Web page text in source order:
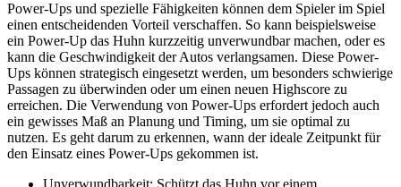
Power-Ups und spezielle Fähigkeiten können dem Spieler im Spiel
einen entscheidenden Vorteil verschaffen. So kann beispielsweise
ein Power-Up das Huhn kurzzeitig unverwundbar machen, oder es
kann die Geschwindigkeit der Autos verlangsamen. Diese Power-
Ups können strategisch eingesetzt werden, um besonders schwierige
Passagen zu überwinden oder um einen neuen Highscore zu
erreichen. Die Verwendung von Power-Ups erfordert jedoch auch
ein gewisses Maß an Planung und Timing, um sie optimal zu
nutzen. Es geht darum zu erkennen, wann der ideale Zeitpunkt für
den Einsatz eines Power-Ups gekommen ist.
Unverwundbarkeit: Schützt das Huhn vor einem